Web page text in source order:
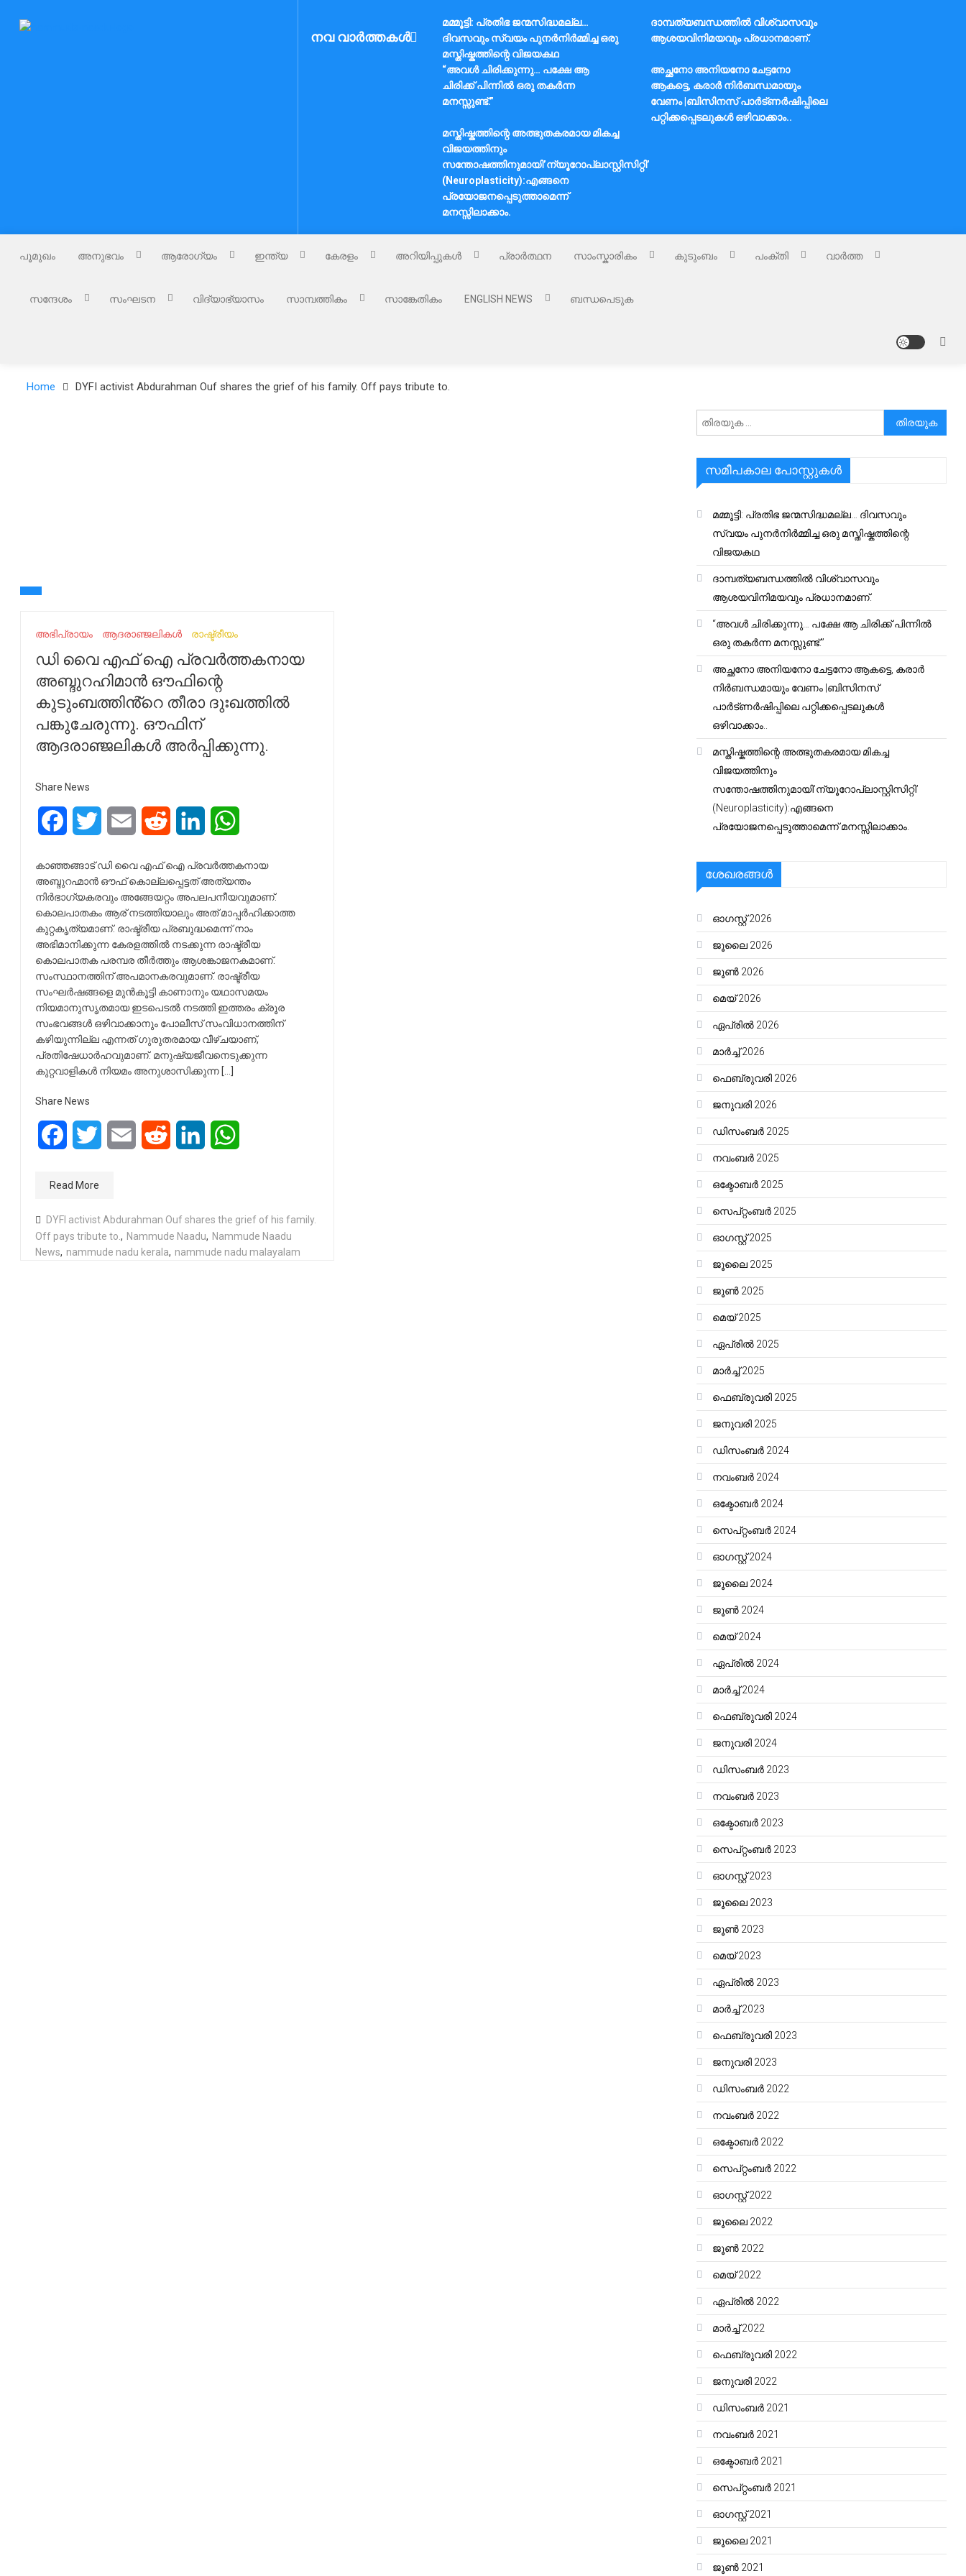
Nammude Naadu നവ വാർത്തകൾ
മമ്മൂട്ടി: പ്രതിഭ ജന്മസിദ്ധമല്ല…
ദിവസവും സ്വയം പുനർനിർമ്മിച്ച ഒരു
മസ്തിഷ്കത്തിന്റെ വിജയകഥ
ദാമ്പത്യബന്ധത്തിൽ വിശ്വാസവും
ആശയവിനിമയവും പ്രധാനമാണ്.
“അവൾ ചിരിക്കുന്നു… പക്ഷേ ആ
ചിരിക്ക് പിന്നിൽ ഒരു തകർന്ന
മനസ്സുണ്ട്.”
അച്ഛനോ അനിയനോ ചേട്ടനോ
ആകട്ടെ, കരാർ നിർബന്ധമായും
വേണം |ബിസിനസ് പാർട്ണർഷിപ്പിലെ
പറ്റിക്കപ്പെടലുകൾ ഒഴിവാക്കാം..
മസ്തിഷ്കത്തിന്റെ അത്ഭുതകരമായ മികച്ച
വിജയത്തിനും
സന്തോഷത്തിനുമായി’ന്യൂറോപ്ലാസ്റ്റിസിറ്റി’
(Neuroplasticity):എങ്ങനെ
പ്രയോജനപ്പെടുത്താമെന്ന്
മനസ്സിലാക്കാം.
പൂമുഖം അനുഭവം ആരോഗ്യം ഇന്ത്യ കേരളം അറിയിപ്പുകൾ പ്രാർത്ഥന സാംസ്കാരികം കുടുംബം പംക്തി വാർത്ത
സന്ദേശം സംഘടന വിദ്യാഭ്യാസം സാമ്പത്തികം സാങ്കേതികം ENGLISH NEWS ബന്ധപെടുക
Home DYFI activist Abdurahman Ouf shares the grief of his family. Off pays tribute to.
അഭിപ്രായം ആദരാഞ്ജലികൾ രാഷ്ട്രീയം
ഡി വൈ എഫ് ഐ പ്രവർത്തകനായ
അബ്ദുറഹിമാൻ ഔഫിന്റെ
കുടുംബത്തിൻ്റെ തീരാ ദുഃഖത്തിൽ
പങ്കുചേരുന്നു. ഔഫിന്
ആദരാഞ്ജലികൾ അർപ്പിക്കുന്നു.
Share News
FacebookTwitter Email Reddit LinkedIn
കാഞ്ഞങ്ങാട് ഡി വൈ എഫ് ഐ പ്രവർത്തകനായ
അബ്ദുറഹ്മാൻ ഔഫ് കൊല്ലപ്പെട്ടത് അത്യന്തം
നിർഭാഗ്യകരവും അങ്ങേയറ്റം അപലപനീയവുമാണ്.
കൊലപാതകം ആര് നടത്തിയാലും അത് മാപ്പർഹിക്കാത്ത
കുറ്റകൃത്യമാണ്. രാഷ്ട്രീയ പ്രബുദ്ധമെന്ന് നാം
അഭിമാനിക്കുന്ന കേരളത്തിൽ നടക്കുന്ന രാഷ്ട്രീയ
കൊലപാതക പരമ്പര തീർത്തും ആശങ്കാജനകമാണ്.
സംസ്ഥാനത്തിന് അപമാനകരവുമാണ്. രാഷ്ട്രീയ
സംഘർഷങ്ങളെ മുൻകൂട്ടി കാണാനും യഥാസമയം
നിയമാനുസൃതമായ ഇടപെടൽ നടത്തി ഇത്തരം ക്രൂര
സംഭവങ്ങൾ ഒഴിവാക്കാനും പോലീസ് സംവിധാനത്തിന്
കഴിയുന്നില്ല എന്നത് ഗുരുതരമായ വീഴ്ചയാണ്,
പ്രതിഷേധാർഹവുമാണ്. മനുഷ്യജീവനെടുക്കുന്ന
കുറ്റവാളികൾ നിയമം അനുശാസിക്കുന്ന […]
Share News
FacebookTwitter Email Reddit LinkedIn
Read More
DYFI activist Abdurahman Ouf shares the grief of his family.
Off pays tribute to. , Nammude Naadu, Nammude Naadu
News, nammude nadu kerala, nammude nadu malayalam
അനേഷിക്കുക
സമീപകാല പോസ്റ്റുകൾ
മമ്മൂട്ടി: പ്രതിഭ ജന്മസിദ്ധമല്ല… ദിവസവും
സ്വയം പുനർനിർമ്മിച്ച ഒരു മസ്തിഷ്കത്തിന്റെ
വിജയകഥ
ദാമ്പത്യബന്ധത്തിൽ വിശ്വാസവും
ആശയവിനിമയവും പ്രധാനമാണ്.
“അവൾ ചിരിക്കുന്നു… പക്ഷേ ആ ചിരിക്ക് പിന്നിൽ
ഒരു തകർന്ന മനസ്സുണ്ട്.”
അച്ഛനോ അനിയനോ ചേട്ടനോ ആകട്ടെ, കരാർ
നിർബന്ധമായും വേണം |ബിസിനസ്
പാർട്ണർഷിപ്പിലെ പറ്റിക്കപ്പെടലുകൾ
ഒഴിവാക്കാം..
മസ്തിഷ്കത്തിന്റെ അത്ഭുതകരമായ മികച്ച
വിജയത്തിനും
സന്തോഷത്തിനുമായി’ന്യൂറോപ്ലാസ്റ്റിസിറ്റി’
(Neuroplasticity):എങ്ങനെ
പ്രയോജനപ്പെടുത്താമെന്ന് മനസ്സിലാക്കാം.
ശേഖരങ്ങൾ
ഓഗസ്റ്റ്‌ 2026
ജൂലൈ 2026
ജൂൺ 2026
മെയ്‌ 2026
ഏപ്രിൽ 2026
മാർച്ച്‌ 2026
ഫെബ്രുവരി 2026
ജനുവരി 2026
ഡിസംബർ 2025
നവംബർ 2025
ഒക്ടോബർ 2025
സെപ്റ്റംബർ 2025
ഓഗസ്റ്റ്‌ 2025
ജൂലൈ 2025
ജൂൺ 2025
മെയ്‌ 2025
ഏപ്രിൽ 2025
മാർച്ച്‌ 2025
ഫെബ്രുവരി 2025
ജനുവരി 2025
ഡിസംബർ 2024
നവംബർ 2024
ഒക്ടോബർ 2024
സെപ്റ്റംബർ 2024
ഓഗസ്റ്റ്‌ 2024
ജൂലൈ 2024
ജൂൺ 2024
മെയ്‌ 2024
ഏപ്രിൽ 2024
മാർച്ച്‌ 2024
ഫെബ്രുവരി 2024
ജനുവരി 2024
ഡിസംബർ 2023
നവംബർ 2023
ഒക്ടോബർ 2023
സെപ്റ്റംബർ 2023
ഓഗസ്റ്റ്‌ 2023
ജൂലൈ 2023
ജൂൺ 2023
മെയ്‌ 2023
ഏപ്രിൽ 2023
മാർച്ച്‌ 2023
ഫെബ്രുവരി 2023
ജനുവരി 2023
ഡിസംബർ 2022
നവംബർ 2022
ഒക്ടോബർ 2022
സെപ്റ്റംബർ 2022
ഓഗസ്റ്റ്‌ 2022
ജൂലൈ 2022
ജൂൺ 2022
മെയ്‌ 2022
ഏപ്രിൽ 2022
മാർച്ച്‌ 2022
ഫെബ്രുവരി 2022
ജനുവരി 2022
ഡിസംബർ 2021
നവംബർ 2021
ഒക്ടോബർ 2021
സെപ്റ്റംബർ 2021
ഓഗസ്റ്റ്‌ 2021
ജൂലൈ 2021
ജൂൺ 2021